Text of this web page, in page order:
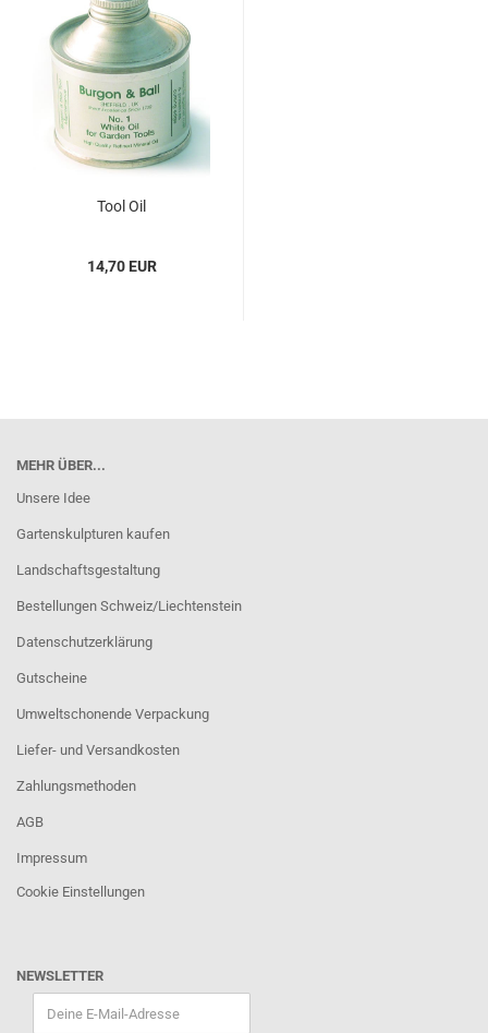
Tool Oil
14,70 EUR
MEHR ÜBER...
Unsere Idee
Gartenskulpturen kaufen
Landschaftsgestaltung
Bestellungen Schweiz/Liechtenstein
Datenschutzerklärung
Gutscheine
Umweltschonende Verpackung
Liefer- und Versandkosten
Zahlungsmethoden
AGB
Impressum
Cookie Einstellungen
NEWSLETTER